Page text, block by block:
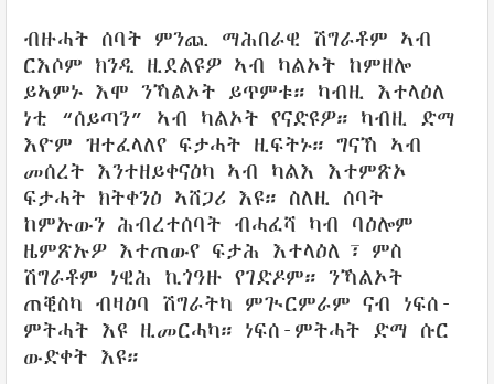
ብዙሓት ሰባት ምንጪ ማሕበራዊ ሽግራቶም ኣብ
ርእሶም ክንዲ ዚደልዩዎ ኣብ ካልኦት ከምዘሎ
ይኣምኑ እሞ ንኻልኦት ይጥምቱ። ካብዚ እተላዕለ
ነቲ “ሰይጣን” ኣብ ካልኦት የናድዩዎ። ካብዚ ድማ
እዮም ዝተፈላለየ ፍታሓት ዚፍትኑ። ግናኸ ኣብ
መሰረት እንተዘይቀናዕካ ኣብ ካልእ እተምጽኦ
ፍታሓት ክትቀንዕ ኣሸጋሪ እዩ። ስለዚ ሰባት
ከምኡውን ሕብረተሰባት ብሓፈሻ ካብ ባዕሎም
ዜምጽኡዎ እተጠውየ ፍታሕ እተላዕለ፣ ምስ
ሽግራቶም ነዊሕ ኪጎዓዙ የገድዶም። ንኻልኦት
ጠቒስካ ብዛዕባ ሽግራትካ ምጒርምራም ናብ ነፍሰ-
ምትሓት እዩ ዚመርሓካ። ነፍሰ-ምትሓት ድማ ሱር
ውድቀት እዩ።